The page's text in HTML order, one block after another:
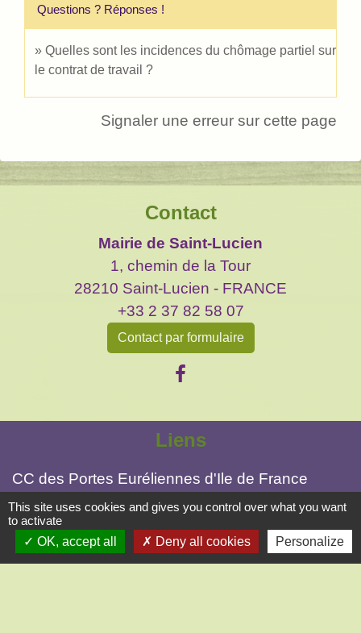
Questions ? Réponses !
Quelles sont les incidences du chômage partiel sur
le contrat de travail ?
Signaler une erreur sur cette page
Contact
Mairie de Saint-Lucien
1, chemin de la Tour
28210 Saint-Lucien - FRANCE
+33 2 37 82 58 07
Contact par formulaire
Liens
CC des Portes Euréliennes d'Ile de France
Préfecture d'Eure et Loir
Conseil départemental 28
Office de Tourisme intercommunal
Gendarmerie Nogent-le-Roi
This site uses cookies and gives you control over what you want
to activate
OK, accept all
Deny all cookies Personalize